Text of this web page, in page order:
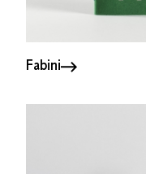
Fabini